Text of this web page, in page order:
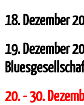
18. Dezember
19. Dezember
20. - 30.